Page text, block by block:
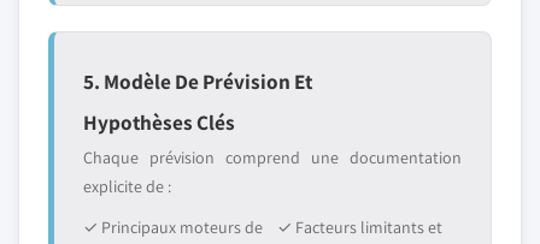
5. Modèle De Prévision Et
Hypothèses Clés
Chaque prévision comprend une documentation
explicite de :
✓ Principaux moteurs de
✓ Facteurs limitants et